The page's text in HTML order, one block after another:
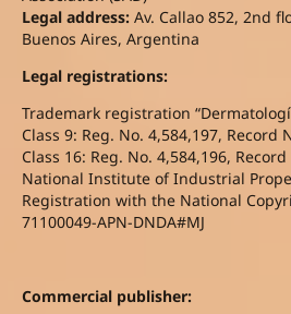
Legal address:Av. Callao 852, 2nd
Buenos Aires, Argentina
Legal registrations:
Trademark registration
Class 9: Reg. No. 4,584,197, Record
Class 16: Reg. No. 4,584,196,
National Institute of Industrial
Registration with the National
71100049-APN-DNDA#MJ
Commercial publisher: